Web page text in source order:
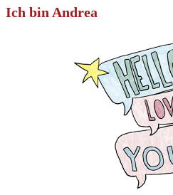
Ich bin Andrea